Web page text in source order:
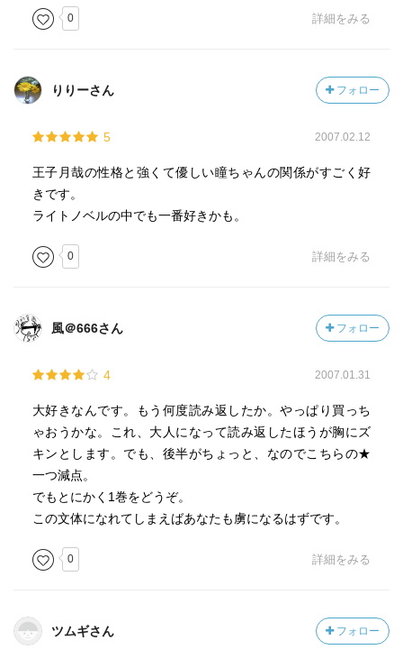
0 詳細をみる
りりーさん フォロー
5 2007.02.12
王子月哉の性格と強くて優しい瞳ちゃんの関係がすごく好
きです。
ライトノベルの中でも一番好きかも。
0 詳細をみる
風＠666さん フォロー
4 2007.01.31
大好きなんです。もう何度読み返したか。やっぱり買っち
ゃおうかな。これ、大人になって読み返したほうが胸にズ
キンとします。でも、後半がちょっと、なのでこちらの★
一つ減点。
でもとにかく1巻をどうぞ。
この文体になれてしまえばあなたも虜になるはずです。
0 詳細をみる
ツムギさん フォロー